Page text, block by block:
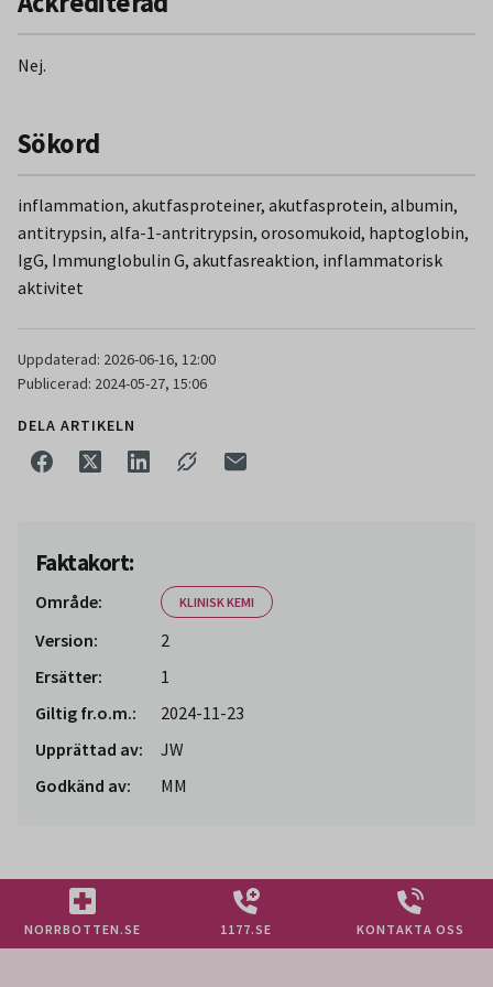
frågeställning och ingen proteinfraktionering utförs. Vid M-
komponent frågeställning ska istället elfores beställas.
Nej.
Sökord
inflammation, akutfasproteiner, akutfasprotein, albumin,
antitrypsin, alfa-1-antritrypsin, orosomukoid, haptoglobin,
IgG, Immunglobulin G, akutfasreaktion, inflammatorisk
aktivitet
Uppdaterad: 2026-06-16, 12:00
Publicerad: 2024-05-27, 15:06
DELA ARTIKELN
Faktakort:
Område: KLINISK KEMI
Version:
2
Ersätter:
1
Giltig fr.o.m.:
2024-11-23
Upprättad av:
JW
Godkänd av:
MM
NORRBOTTEN.SE 1177.SE KONTAKTA OSS